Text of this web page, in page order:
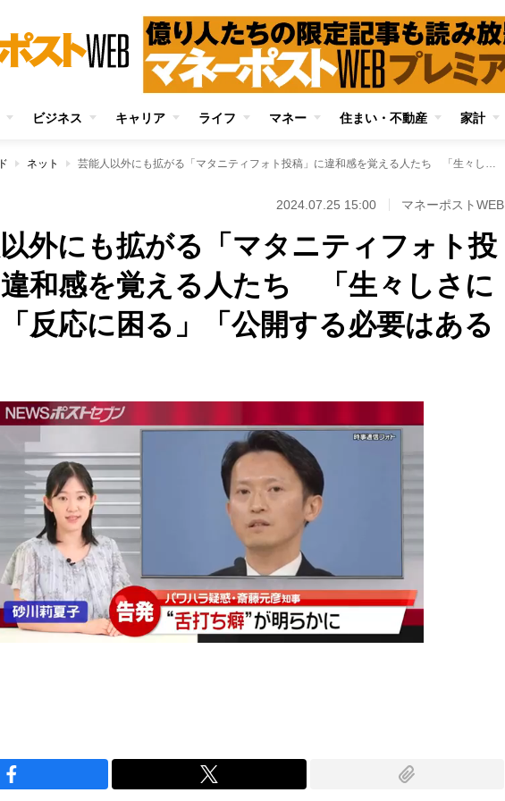
ビジネス キャリア ライフ マネー 住まい・不動産 家計
ネット 芸能人以外にも拡がる「マタニティフォト投稿」に違和感を覚える人たち 「生々しさに引く」「反応に困る」「公開する必要はあるの？」
2024.07.25 15:00 マネーポストWEB
外にも拡がる「マタニティフォト投
和感を覚える人たち 「生々しさに
反応に困る」「公開する必要はある